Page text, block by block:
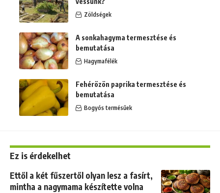
Zöldségek
A sonkahagyma termesztése és
bemutatása
Hagymafélék
Fehérözön paprika termesztése és
bemutatása
Bogyós termésűek
Ez is érdekelhet
Ettől a két fűszertől olyan lesz a fasírt,
mintha a nagymama készítette volna